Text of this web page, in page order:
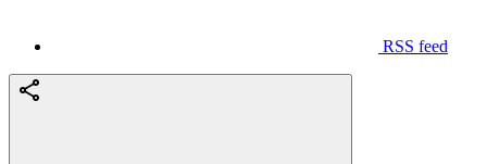
RSS feed